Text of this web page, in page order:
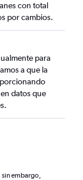
con total
por cambios.
para
a que la
datos que
embargo,